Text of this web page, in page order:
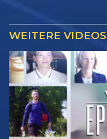
WEITERE VIDEOS